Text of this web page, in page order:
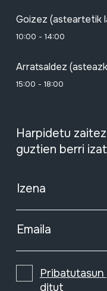
Goizez (asteartetik
10:00 - 14:00
Arratsaldez
15:00 - 18:00
Harpidetu
guztien berri
Izena
Emaila
ditut